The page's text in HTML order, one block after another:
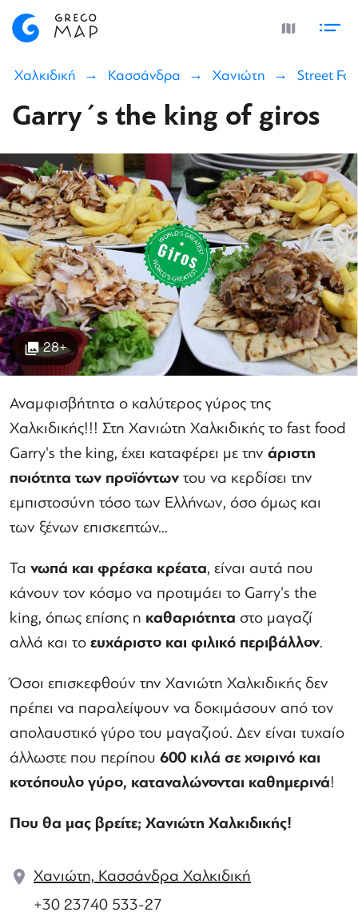
Χαλκιδική Κασσάνδρα Χανιώτη Street
Garry´s the king of giros
28+
Αναμφισβήτητα ο καλύτερος γύρος της
Χαλκιδικής!!! Στη Χανιώτη Χαλκιδικής το fast food
Garry's the king, έχει καταφέρει με την άριστη
ποιότητα των προϊόντωντου να κερδίσει την
εμπιστοσύνη τόσο των Ελλήνων, όσο όμως και
των ξένων επισκεπτών...
Τα νωπά και φρέσκα κρέατα, είναι αυτά που
κάνουν τον κόσμο να προτιμάει το Garry's the
king, όπως επίσης η καθαριότητα στο μαγαζί
αλλά και τοευχάριστο και φιλικό περιβάλλον.
Όσοι επισκεφθούν την Χανιώτη Χαλκιδικής δεν
πρέπει να παραλείψουν να δοκιμάσουν από τον
απολαυστικό γύρο του μαγαζιού. Δεν είναι τυχαίο
άλλωστε που περίπου 600 κιλά σε χοιρινό και
κοτόπουλο γύρο, καταναλώνονται καθημερινά!
Που θα μας βρείτε; Χανιώτη Χαλκιδικής!
Χανιώτη, Κασσάνδρα Χαλκιδική
+30 23740 533-27